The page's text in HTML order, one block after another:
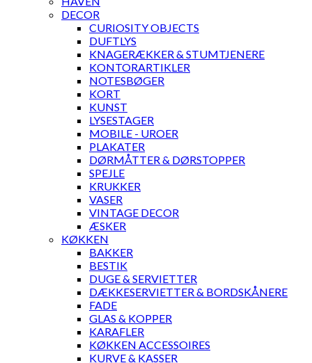
DECOR
CURIOSITY OBJECTS
DUFTLYS
KNAGERÆKKER & STUMTJENERE
KONTORARTIKLER
NOTESBØGER
KORT
KUNST
LYSESTAGER
MOBILE - UROER
PLAKATER
DØRMÅTTER & DØRSTOPPER
SPEJLE
KRUKKER
VASER
VINTAGE DECOR
ÆSKER
KØKKEN
BAKKER
BESTIK
DUGE & SERVIETTER
DÆKKESERVIETTER & BORDSKÅNERE
FADE
GLAS & KOPPER
KARAFLER
KØKKEN ACCESSOIRES
KURVE & KASSER